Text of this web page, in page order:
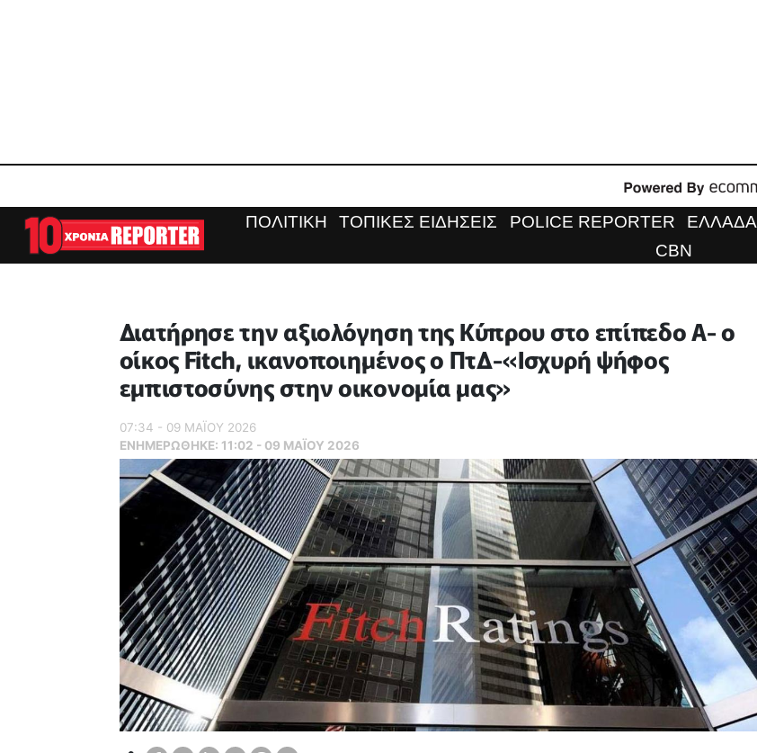
ΠΟΛΙΤΙΚΗ ΤΟΠΙΚΕΣ ΕΙΔΗΣΕΙΣ POLICE REPORTER ΕΛΛΑΔΑ
CBN
Διατήρησε την αξιολόγηση της Κύπρου στο επίπεδο Α- ο
οίκος Fitch, ικανοποιημένος ο ΠτΔ-«Ισχυρή ψήφος
εμπιστοσύνης στην οικονομία μας»
07:34 - 09 ΜΑΪ́ΟΥ 2026
ΕΝΗΜΕΡΏΘΗΚΕ: 11:02 - 09 ΜΑΪ́ΟΥ 2026